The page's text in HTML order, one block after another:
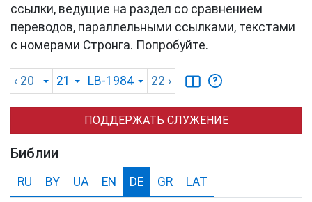
ссылки, ведущие на раздел со сравнением
переводов, параллельными ссылками, текстами
с номерами Стронга. Попробуйте.
‹ 20 21 LB-1984 22 ›
ПОДДЕРЖАТЬ СЛУЖЕНИЕ
Библии
RU BY UA EN DE GR LAT